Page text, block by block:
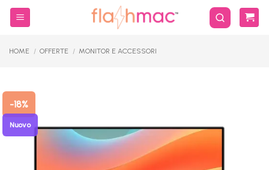
Salta
HOME / OFFERTE / MONITOR E ACCESSORI
-18%
Nuovo